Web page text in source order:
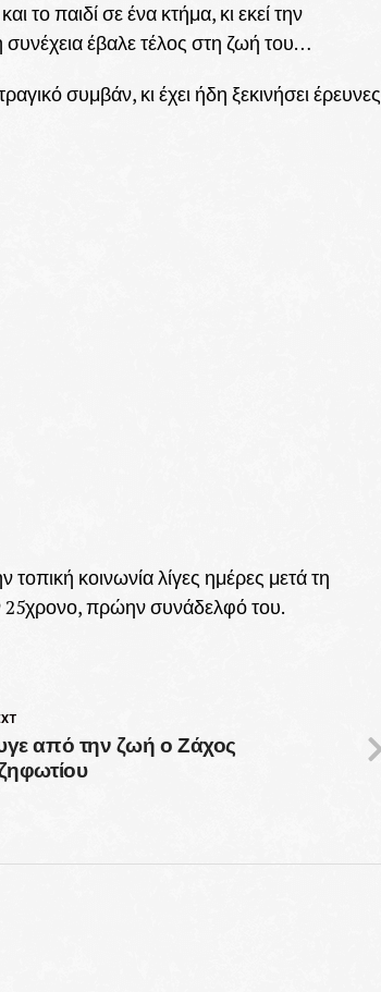
το παιδί σε ένα κτήμα, κι εκεί την
συνέχεια έβαλε τέλος στη ζωή του…
συμβάν, κι έχει ήδη ξεκινήσει έρευνες
κοινωνία λίγες ημέρες μετά τη
πρώην συνάδελφό του.
από την ζωή ο Ζάχος